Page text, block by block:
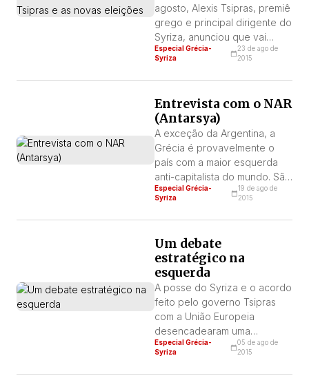
agosto, Alexis Tsipras, premiê
grego e principal dirigente do
Syriza, anunciou que vai
renunciar a seu cargo e
convocar a novas eleições
porque “o mandato para o
com a UE, NdR) já foi
cumprido”. Esta decisão é
uma clara manobra, típica dos
jogos eleitorais-
parlamentares […]
Especial Grécia-
Syriza
23 de ago de
2015
Entrevista com o NAR
(Antarsya)
A exceção da Argentina, a
Grécia é provavelmente o
país com a maior esquerda
anti-capitalista do mundo. São
dezenas de organizações,
grupos, partidos e círculos
políticos que reivindicam em
socialista. Para uma melhor
compreensão deste universo,
trazemos abaixo as
perspectivas do principal
grupo da extrema-esquerda
grega que existe do lado de
[…]
Especial Grécia-
Syriza
19 de ago de
2015
Um debate
estratégico na
esquerda
A posse do Syriza e o acordo
feito pelo governo Tsipras
com a União Europeia
desencadearam uma
polêmica estratégica na
esquerda a nível mundial.
Trata-se, em pleno século
Especial Grécia-
Syriza
05 de ago de
2015